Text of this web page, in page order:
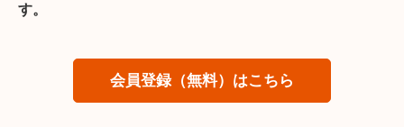
す。
会員登録（無料）はこちら